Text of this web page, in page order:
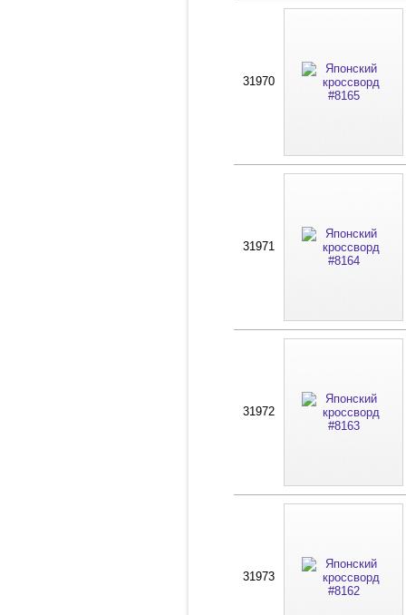
31970
31971
31972
31973